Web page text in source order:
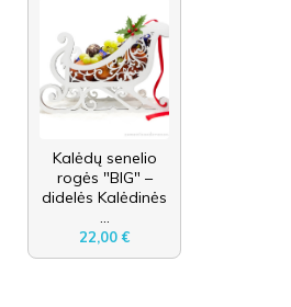
Kalėdų senelio
rogės "BIG" –
didelės Kalėdinės
...
22,00 €